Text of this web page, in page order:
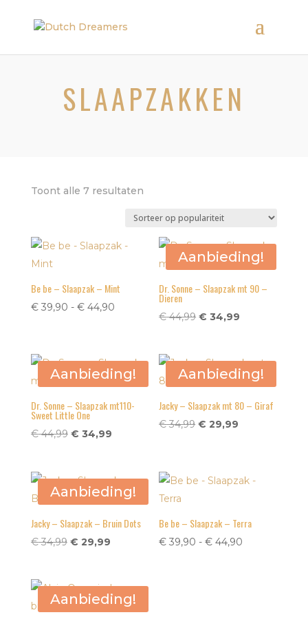
SLAAPZAKKEN
Toont alle 7 resultatenGesorteerd
populariteit
Be be – Slaapzak – Mint
€39,90 - €44,90Prijsklasse:
€ 44,90
Aanbieding!
Dr. Sonne – Slaapzak mt 90 –
Dieren
€44,99 Oorspronkelijke
€ 44,99.
€ 34,99
€ 34,99.
Aanbieding!
Dr. Sonne – Slaapzak mt110-
Sweet Little One
€44,99 Oorspronkelijke
€ 44,99.
€ 34,99Huidige
€ 34,99.
Aanbieding!
Jacky – Slaapzak mt 80 – Giraf
€34,99 Oorspronkelijke
€ 34,99.
€ 29,99
€ 29,99.
Aanbieding!
Jacky – Slaapzak – Bruin Dots
€34,99 Oorspronkelijke
€ 34,99.
€ 29,99Huidige
€ 29,99.
Be be – Slaapzak – Terra
€ 39,90 - € 44,90
Aanbieding!